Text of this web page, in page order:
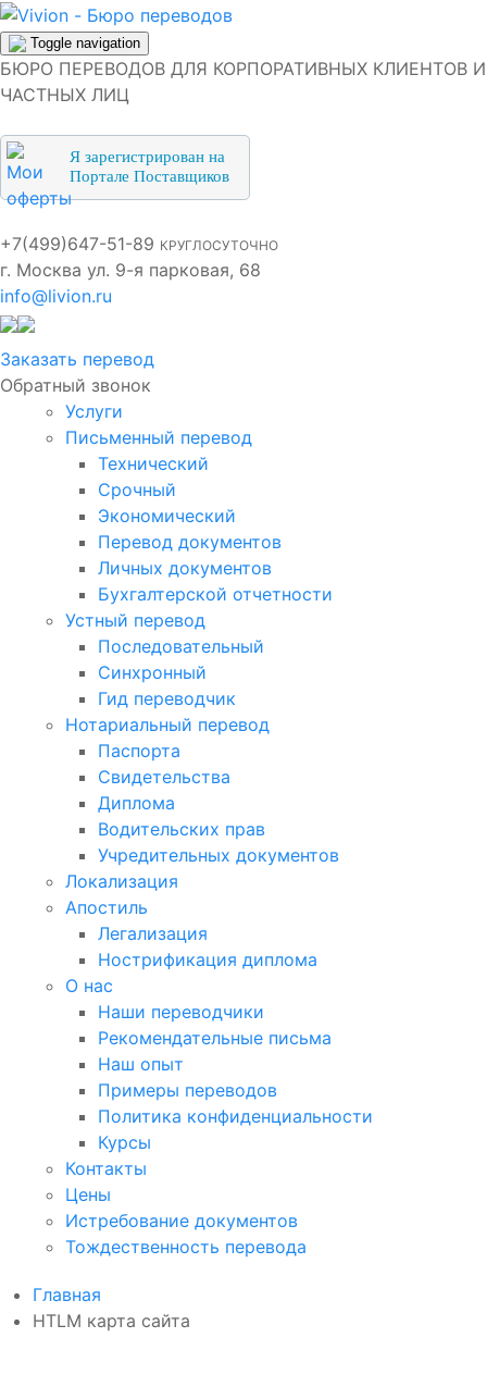
Toggle navigation
БЮРО ПЕРЕВОДОВ ДЛЯ КОРПОРАТИВНЫХ КЛИЕНТОВ И
ЧАСТНЫХ ЛИЦ
Я зарегистрирован на
Портале Поставщиков
+7(499)647-51-89 КРУГЛОСУТОЧНО
г. Москва ул. 9-я парковая, 68
info@livion.ru
Заказать перевод
Обратный звонок
Услуги
Письменный перевод
Технический
Срочный
Экономический
Перевод документов
Личных документов
Бухгалтерской отчетности
Устный перевод
Последовательный
Синхронный
Гид переводчик
Нотариальный перевод
Паспорта
Свидетельства
Диплома
Водительских прав
Учредительных документов
Локализация
Апостиль
Легализация
Нострификация диплома
О нас
Наши переводчики
Рекомендательные письма
Наш опыт
Примеры переводов
Политика конфиденциальности
Курсы
Контакты
Цены
Истребование документов
Тождественность перевода
Главная
HTLM карта сайта